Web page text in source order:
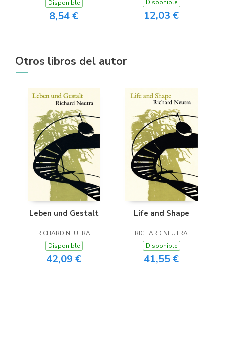
Disponible
8,54 €
Disponible
12,03 €
Otros libros del autor
Leben und Gestalt
RICHARD NEUTRA
Disponible
42,09 €
Life and Shape
RICHARD NEUTRA
Disponible
41,55 €